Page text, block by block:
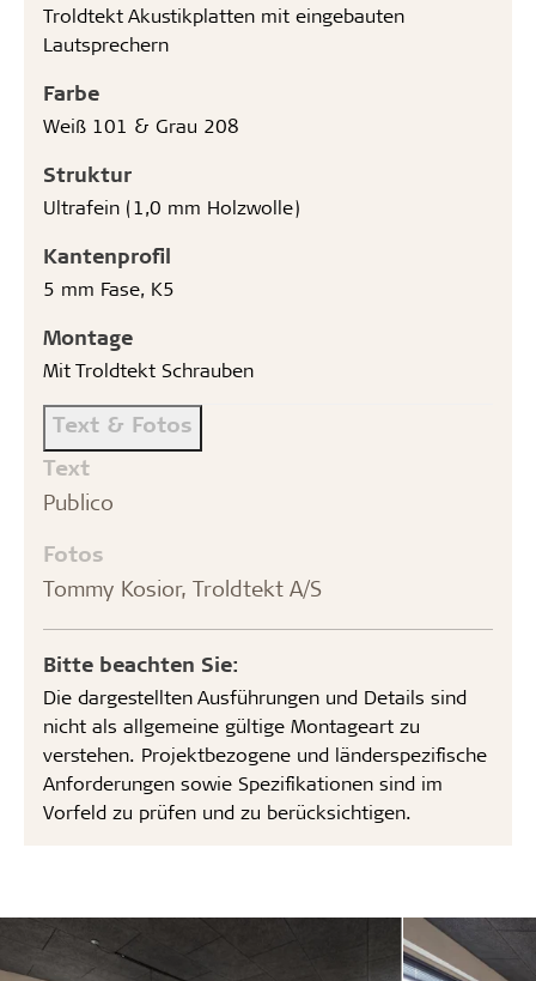
Troldtekt Akustikplatten mit eingebauten
Lautsprechern
Farbe
Weiß 101 & Grau 208
Struktur
Ultrafein (1,0 mm Holzwolle)
Kantenprofil
5 mm Fase, K5
Montage
Mit Troldtekt Schrauben
Text & Fotos
Text
Publico
Fotos
Tommy Kosior, Troldtekt A/S
Bitte beachten Sie:
Die dargestellten Ausführungen und Details sind
nicht als allgemeine gültige Montageart zu
verstehen. Projektbezogene und länderspezifische
Anforderungen sowie Spezifikationen sind im
Vorfeld zu prüfen und zu berücksichtigen.